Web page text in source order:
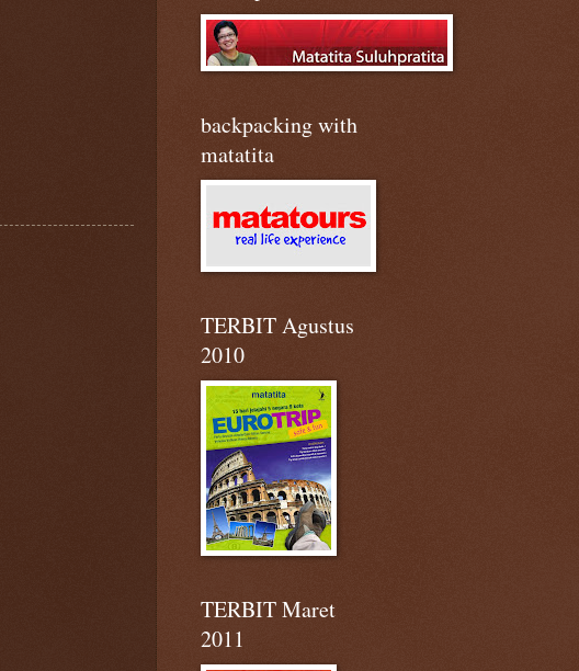
backpacking with
matatita
TERBIT Agustus
2010
TERBIT Maret
2011